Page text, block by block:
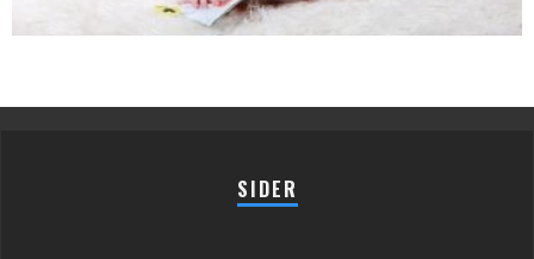
SIDER